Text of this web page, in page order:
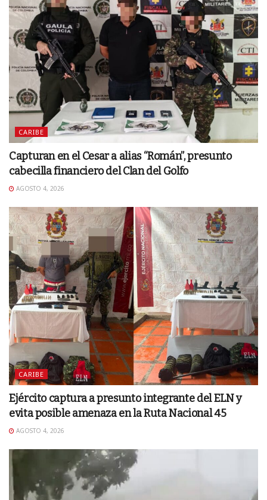
CARIBE
Capturan en el Cesar a alias “Román”, presunto
cabecilla financiero del Clan del Golfo
AGOSTO 4, 2026
CARIBE
Ejército captura a presunto integrante del ELN y
evita posible amenaza en la Ruta Nacional 45
AGOSTO 4, 2026